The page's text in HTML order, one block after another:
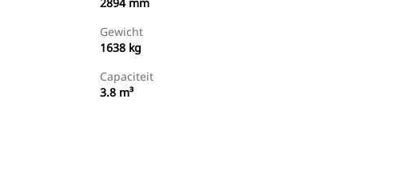
Gewicht
1638 kg
Capaciteit
3.8 m³